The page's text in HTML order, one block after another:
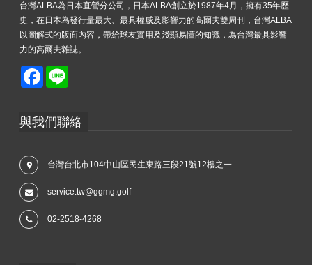
台灣ALBA為日本直營分公司，日本ALBA創立於1987年4月，擁有35年歷
史，在日本為發行量最大、最具權威及影響力的高爾夫雙周刊，台灣ALBA
以圖解式的版面內容，帶給球友實用及淺顯易懂的知識，為台灣最具影響
力的高爾夫雜誌。
Facebook
與我們聯絡
台灣台北市104中山區民生東路三段21號12樓之一
service.tw@ggmg.golf
02-2518-4268